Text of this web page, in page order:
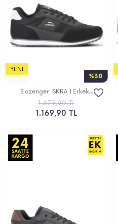
%30
YENI
Slazenger ISKRA I Erkek...
1.679,90 TL
1.169,90 TL